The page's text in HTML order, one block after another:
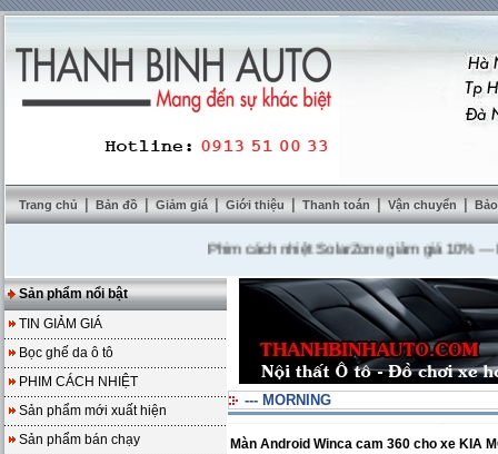
Trang chủ | Bản đồ | Giảm giá | Giới thiệu | Thanh toán | Vận chuyển |
Phim cách nhiệt SolarZone giảm giá 10%---Mua
Sản phẩm nổi bật
TIN GIẢM GIÁ
Bọc ghế da ô tô
PHIM CÁCH NHIỆT
Sản phẩm mới xuất hiện
Sản phẩm bán chạy
--- MORNING
Màn Android Winca cam 360 cho xe KIA